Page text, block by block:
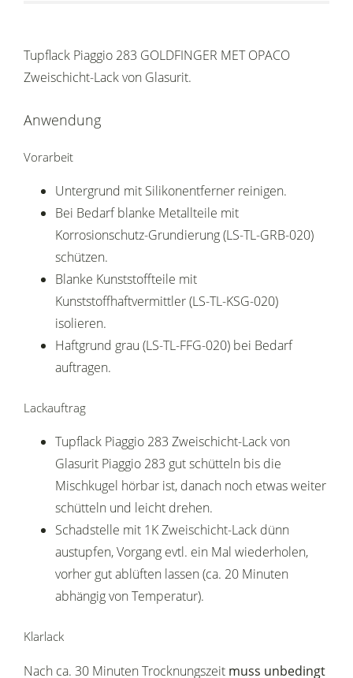
Tupflack Piaggio 283 GOLDFINGER MET OPACO
Zweischicht-Lack von Glasurit.
Anwendung
Vorarbeit
Untergrund mit Silikonentferner reinigen.
Bei Bedarf blanke Metallteile mit
Korrosionschutz-Grundierung (LS-TL-GRB-020)
schützen.
Blanke Kunststoffteile mit
Kunststoffhaftvermittler (LS-TL-KSG-020)
isolieren.
Haftgrund grau (LS-TL-FFG-020) bei Bedarf
auftragen.
Lackauftrag
Tupflack Piaggio 283 Zweischicht-Lack von
Glasurit Piaggio 283 gut schütteln bis die
Mischkugel hörbar ist, danach noch etwas weiter
schütteln und leicht drehen.
Schadstelle mit 1K Zweischicht-Lack dünn
austupfen, Vorgang evtl. ein Mal wiederholen,
vorher gut ablüften lassen (ca. 20 Minuten
abhängig von Temperatur).
Klarlack
Nach ca. 30 Minuten Trocknungszeit muss unbedingt